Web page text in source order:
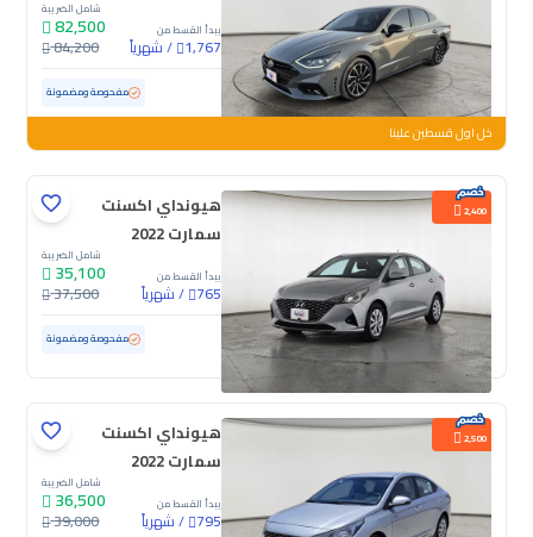
يبدأ القسط من
1,767
/شهرياً
شامل الضريبة
82,500
84,200
مستعملة 165,758 كم مفحوصة ومضمونة
خل اول قسطين علينا
2,400
هيونداي اكسنت
سمارت 2022
يبدأ القسط من
765
/شهرياً
شامل الضريبة
35,100
37,500
مستعملة 202,567 كم مفحوصة ومضمونة
2,500
هيونداي اكسنت
سمارت 2022
يبدأ القسط من
795
/شهرياً
شامل الضريبة
36,500
39,000